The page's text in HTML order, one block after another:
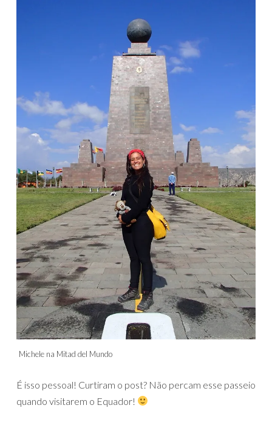
Michele na Mitad del Mundo
É isso pessoal! Curtiram o post? Não percam esse passeio
quando visitarem o Equador!